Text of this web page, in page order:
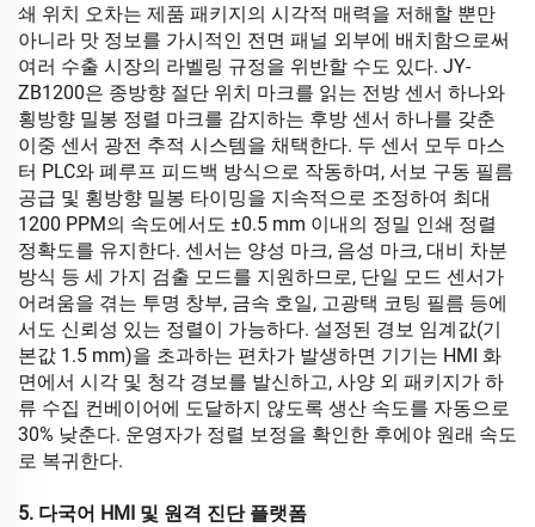
쇄 위치 오차는 제품 패키지의 시각적 매력을 저해할 뿐만
아니라 맛 정보를 가시적인 전면 패널 외부에 배치함으로써
여러 수출 시장의 라벨링 규정을 위반할 수도 있다. JY-
ZB1200은 종방향 절단 위치 마크를 읽는 전방 센서 하나와
횡방향 밀봉 정렬 마크를 감지하는 후방 센서 하나를 갖춘
이중 센서 광전 추적 시스템을 채택한다. 두 센서 모두 마스
터 PLC와 폐루프 피드백 방식으로 작동하며, 서보 구동 필름
공급 및 횡방향 밀봉 타이밍을 지속적으로 조정하여 최대
1200 PPM의 속도에서도 ±0.5 mm 이내의 정밀 인쇄 정렬
정확도를 유지한다. 센서는 양성 마크, 음성 마크, 대비 차분
방식 등 세 가지 검출 모드를 지원하므로, 단일 모드 센서가
어려움을 겪는 투명 창부, 금속 호일, 고광택 코팅 필름 등에
서도 신뢰성 있는 정렬이 가능하다. 설정된 경보 임계값(기
본값 1.5 mm)을 초과하는 편차가 발생하면 기기는 HMI 화
면에서 시각 및 청각 경보를 발신하고, 사양 외 패키지가 하
류 수집 컨베이어에 도달하지 않도록 생산 속도를 자동으로
30% 낮춘다. 운영자가 정렬 보정을 확인한 후에야 원래 속도
로 복귀한다.
5. 다국어 HMI 및 원격 진단 플랫폼